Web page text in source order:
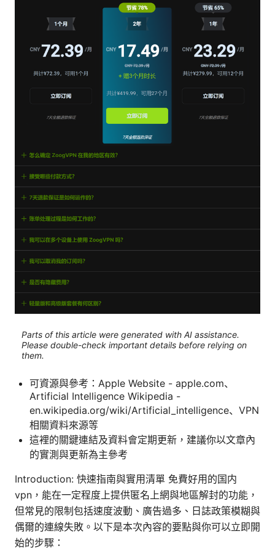
Parts of this article were generated with AI assistance.
Please double-check important details before relying on
them.
可資源與參考：Apple Website - apple.com、
Artificial Intelligence Wikipedia -
en.wikipedia.org/wiki/Artificial_intelligence、VPN
相關資料來源等
這裡的關鍵連結及資料會定期更新，建議你以文章內
的實測與更新為主參考
Introduction: 快速指南與實用清單 免費好用的国内
vpn，能在一定程度上提供匿名上網與地區解封的功能，
但常見的限制包括速度波動、廣告過多、日誌政策模糊與
偶爾的連線失敗。以下是本次內容的要點與你可以立即開
始的步驟：